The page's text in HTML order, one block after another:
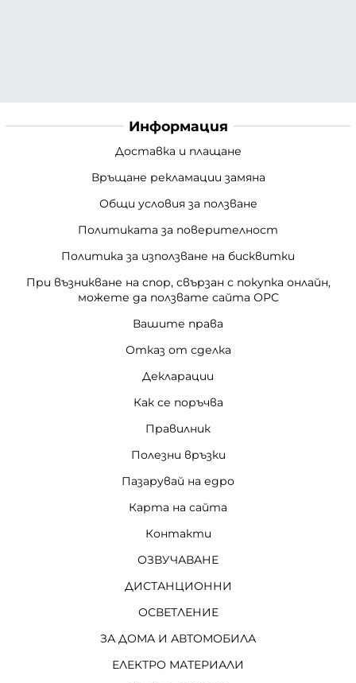
Информация
Доставка и плащане
Връщане рекламации замяна
Общи условия за ползване
Политиката за поверителност
Политика за използване на бисквитки
При възникване на спор, свързан с покупка онлайн,
можете да ползвате сайта ОРС
Вашите права
Отказ от сделка
Декларации
Как се поръчва
Правилник
Полезни връзки
Пазарувай на едро
Карта на сайта
Контакти
ОЗВУЧАВАНЕ
ДИСТАНЦИОННИ
ОСВЕТЛЕНИЕ
ЗА ДОМА И АВТОМОБИЛА
ЕЛЕКТРО МАТЕРИАЛИ